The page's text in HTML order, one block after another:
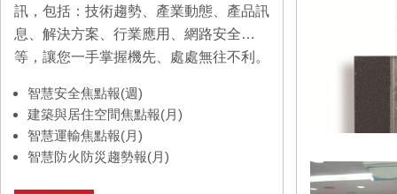
訊，包括：技術趨勢、產業動態、產品訊
息、解決方案、行業應用、網路安全…
等，讓您一手掌握機先、處處無往不利。
智慧安全焦點報(週)
建築與居住空間焦點報(月)
智慧運輸焦點報(月)
智慧防火防災趨勢報(月)